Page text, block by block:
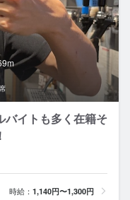
バイトも多く在籍そ
時給： 1,140円〜1,300円